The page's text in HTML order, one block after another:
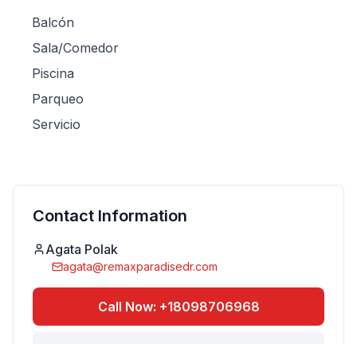
Balcón
Sala/Comedor
Piscina
Parqueo
Servicio
Contact Information
Agata Polak
agata@remaxparadisedr.com
Call Now: +18098706968